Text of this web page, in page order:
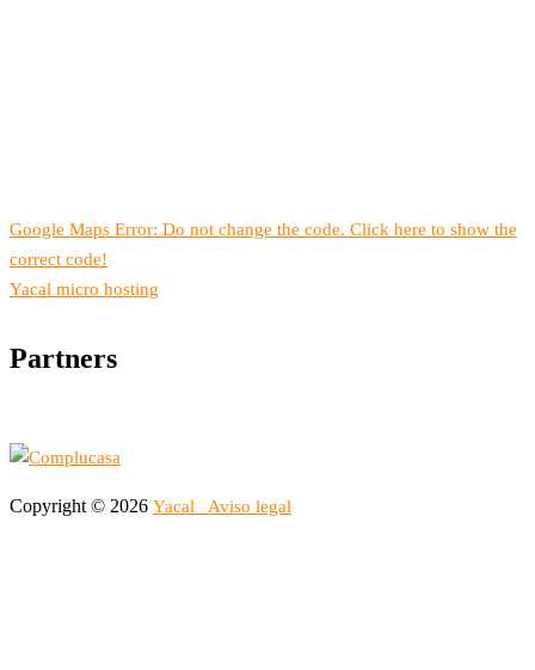
Google Maps Error: Do not change the code. Click here to show the
correct code!
Yacal micro hosting
Partners
Copyright © 2026 Yacal Aviso legal